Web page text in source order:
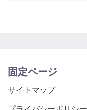
固定ページ
サイトマップ